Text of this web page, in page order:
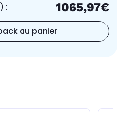
: 1065,97€
au panier